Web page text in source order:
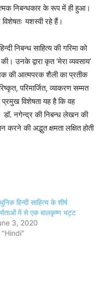
निबन्धकार के रूप में ही हुआ।
यशस्वी रहे हैं।
निबन्ध साहित्य की गरिमा को
की। उनके द्वारा कृत ‘मेरा व्यवसाय’
की आत्मपरक शैली का प्रतीक
परिमार्जित, व्याकरण सम्मत
प्रमुख विशेषता यह है कि वह
डॉ. नगेन्द्र की निबन्ध लेखन की
करने की अद्भुत क्षमता लक्षित होती
हिन्दी साहित्य के शीर्ष
में से एक बालकृष्ण भट्ट
3, 2020
"Hindi"